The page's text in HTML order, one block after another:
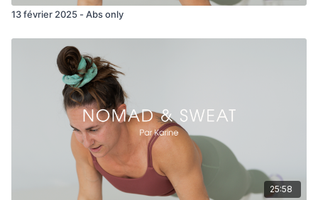
13 février 2025 - Abs only
25:58